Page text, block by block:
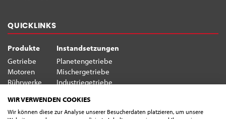
QUICKLINKS
Produkte
Getriebe
Motoren
Rührwerke
Instandsetzungen
Planetengetriebe
Mischergetriebe
Industriegetriebe
RECHTLICHES
WIR VERWENDEN COOKIES
Wir können diese zur Analyse unserer Besucherdaten platzieren, um unsere